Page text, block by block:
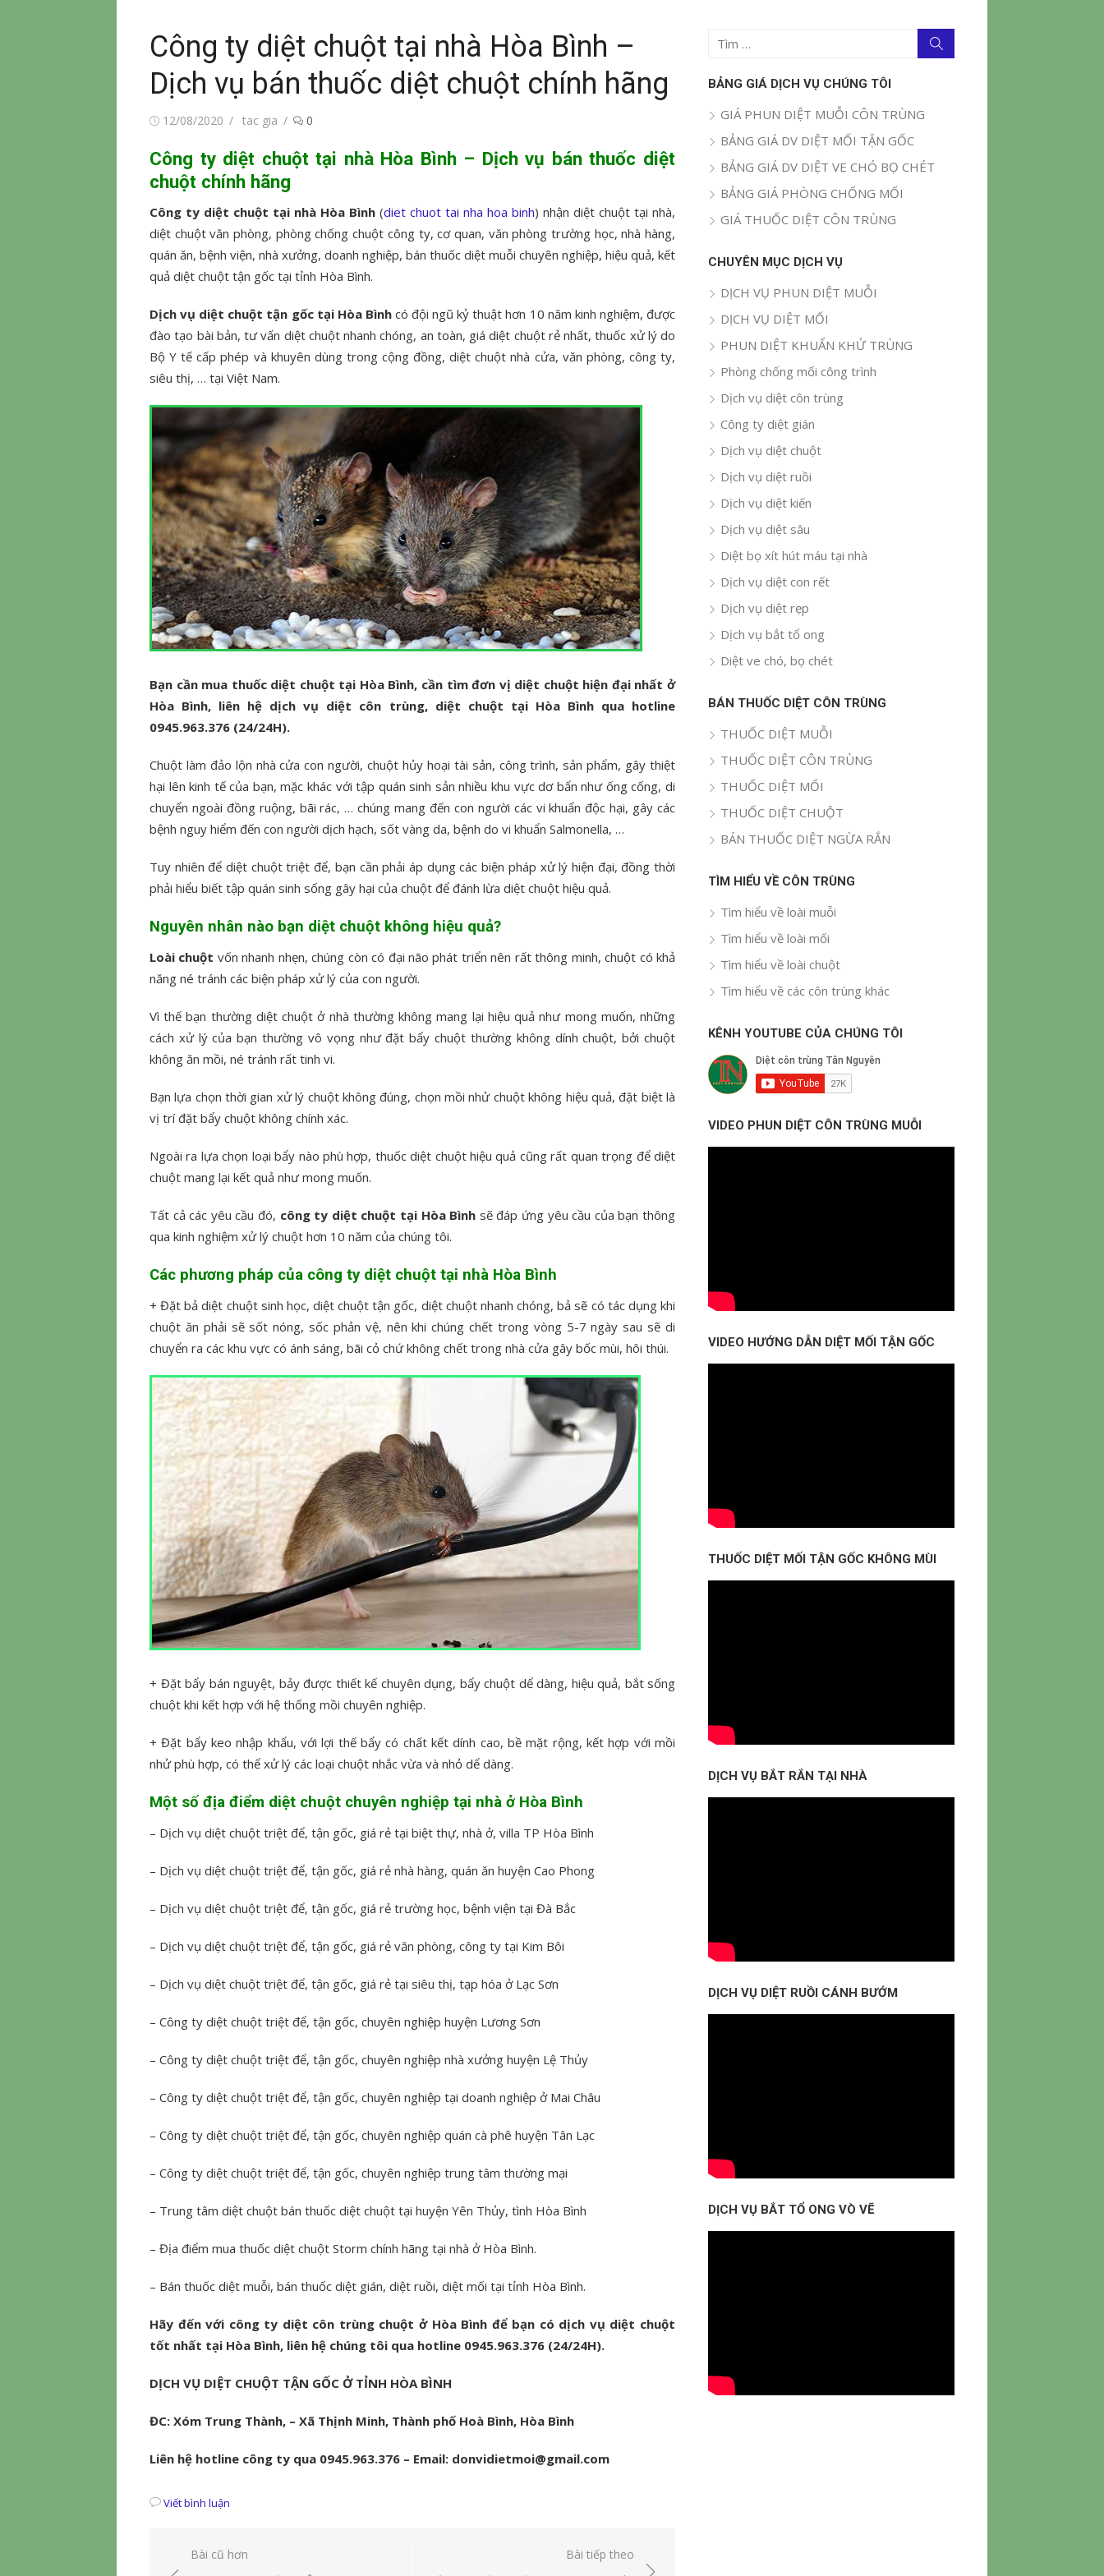
Công ty diệt chuột tại nhà Hòa Bình –
Dịch vụ bán thuốc diệt chuột chính hãng
Đăng12/08/2020
Tác
tac gia 0
Công ty diệt chuột tại nhà Hòa Bình – Dịch vụ bán thuốc diệt
chuột chính hãng
Công ty diệt chuột tại nhà Hòa Bình (diet chuot tai nha hoa binh) nhận diệt chuột tại nhà,
diệt chuột văn phòng, phòng chống chuột công ty, cơ quan, văn phòng trường học, nhà hàng,
quán ăn, bệnh viện, nhà xưởng, doanh nghiệp, bán thuốc diệt muỗi chuyên nghiệp, hiệu quả, kết
quả diệt chuột tận gốc tại tỉnh Hòa Bình.
Dịch vụ diệt chuột tận gốc tại Hòa Bìnhcó đội ngũ kỷ thuật hơn 10 năm kinh nghiệm, được
đào tạo bài bản, tư vấn diệt chuột nhanh chóng, an toàn, giá diệt chuột rẻ nhất, thuốc xử lý do
Bộ Y tế cấp phép và khuyên dùng trong cộng đồng, diệt chuột nhà cửa, văn phòng, công ty,
siêu thị, … tại Việt Nam.
Bạn cần mua thuốc diệt chuột tại Hòa Bình, cần tìm đơn vị diệt chuột hiện đại nhất ở
Hòa Bình, liên hệ dịch vụ diệt côn trùng, diệt chuột tại Hòa Bình qua hotline
0945.963.376 (24/24H).
Chuột làm đảo lộn nhà cửa con người, chuột hủy hoại tài sản, công trình, sản phẩm, gây thiệt
hại lên kinh tế của bạn, mặc khác với tập quán sinh sản nhiều khu vực dơ bẩn như ống cống, di
chuyển ngoài đồng ruộng, bãi rác, … chúng mang đến con người các vi khuẩn độc hại, gây các
bệnh nguy hiểm đến con người dịch hạch, sốt vàng da, bệnh do vi khuẩn Salmonella, …
Tuy nhiên để diệt chuột triệt để, bạn cần phải áp dụng các biện pháp xử lý hiện đại, đồng thời
phải hiểu biết tập quán sinh sống gây hại của chuột để đánh lừa diệt chuột hiệu quả.
Nguyên nhân nào bạn diệt chuột không hiệu quả?
Loài chuột vốn nhanh nhẹn, chúng còn có đại não phát triển nên rất thông minh, chuột có khả
năng né tránh các biện pháp xử lý của con người.
Vì thế bạn thường diệt chuột ở nhà thường không mang lại hiệu quả như mong muốn, những
cách xử lý của bạn thường vô vọng như đặt bẩy chuột thường không dính chuột, bởi chuột
không ăn mồi, né tránh rất tinh vi.
Bạn lựa chọn thời gian xử lý chuột không đúng, chọn mồi nhử chuột không hiệu quả, đặt biệt là
vị trí đặt bẩy chuột không chính xác.
Ngoài ra lựa chọn loại bẩy nào phù hợp, thuốc diệt chuột hiệu quả cũng rất quan trọng để diệt
chuột mang lại kết quả như mong muốn.
Tất cả các yêu cầu đó, công ty diệt chuột tại Hòa Bình sẽ đáp ứng yêu cầu của bạn thông
qua kinh nghiệm xử lý chuột hơn 10 năm của chúng tôi.
Các phương pháp của công ty diệt chuột tại nhà Hòa Bình
+ Đặt bả diệt chuột sinh học, diệt chuột tận gốc, diệt chuột nhanh chóng, bả sẽ có tác dụng khi
chuột ăn phải sẽ sốt nóng, sốc phản vệ, nên khi chúng chết trong vòng 5-7 ngày sau sẽ di
chuyển ra các khu vực có ánh sáng, bãi cỏ chứ không chết trong nhà cửa gây bốc mùi, hôi thúi.
+ Đặt bẩy bán nguyệt, bảy được thiết kế chuyên dụng, bẩy chuột dể dàng, hiệu quả, bắt sống
chuột khi kết hợp với hệ thống mồi chuyên nghiệp.
+ Đặt bẩy keo nhập khẩu, với lợi thế bẩy có chất kết dính cao, bề mặt rộng, kết hợp với mồi
nhử phù hợp, có thể xử lý các loại chuột nhắc vừa và nhỏ dể dàng.
Một số địa điểm diệt chuột chuyên nghiệp tại nhà ở Hòa Bình
– Dịch vụ diệt chuột triệt để, tận gốc, giá rẻ tại biệt thự, nhà ở, villa TP Hòa Bình
– Dịch vụ diệt chuột triệt để, tận gốc, giá rẻ nhà hàng, quán ăn huyện Cao Phong
– Dịch vụ diệt chuột triệt để, tận gốc, giá rẻ trường học, bệnh viện tại Đà Bắc
– Dịch vụ diệt chuột triệt để, tận gốc, giá rẻ văn phòng, công ty tại Kim Bôi
– Dịch vụ diệt chuột triệt để, tận gốc, giá rẻ tại siêu thị, tạp hóa ở Lạc Sơn
– Công ty diệt chuột triệt để, tận gốc, chuyên nghiệp huyện Lương Sơn
– Công ty diệt chuột triệt để, tận gốc, chuyên nghiệp nhà xưởng huyện Lệ Thủy
– Công ty diệt chuột triệt để, tận gốc, chuyên nghiệp tại doanh nghiệp ở Mai Châu
– Công ty diệt chuột triệt để, tận gốc, chuyên nghiệp quán cà phê huyện Tân Lạc
– Công ty diệt chuột triệt để, tận gốc, chuyên nghiệp trung tâm thường mại
– Trung tâm diệt chuột bán thuốc diệt chuột tại huyện Yên Thủy, tình Hòa Bình
– Địa điểm mua thuốc diệt chuột Storm chính hãng tại nhà ở Hòa Bình.
– Bán thuốc diệt muỗi, bán thuốc diệt gián, diệt ruồi, diệt mối tại tỉnh Hòa Bình.
Hãy đến với công ty diệt côn trùng chuột ở Hòa Bình để bạn có dịch vụ diệt chuột
tốt nhất tại Hòa Bình, liên hệ chúng tôi qua hotline 0945.963.376 (24/24H).
DỊCH VỤ DIỆT CHUỘT TẬN GỐC Ở TỈNH HÒA BÌNH
ĐC: Xóm Trung Thành, – Xã Thịnh Minh, Thành phố Hoà Bình, Hòa Bình
Liên hệ hotline công ty qua 0945.963.376 – Email: donvidietmoi@gmail.com
Viết bình luận
ĐiềuBài cũ hơn Bài tiếp theo
Tìm
quả
kiếm
BẢNG GIÁ DỊCH VỤ CHÚNG TÔI
GIÁ PHUN DIỆT MUỖI CÔN TRÙNG
BẢNG GIÁ DV DIỆT MỐI TẬN GỐC
BẢNG GIÁ DV DIỆT VE CHÓ BỌ CHÉT
BẢNG GIÁ PHÒNG CHỐNG MỐI
GIÁ THUỐC DIỆT CÔN TRÙNG
CHUYÊN MỤC DỊCH VỤ
DỊCH VỤ PHUN DIỆT MUỖI
DỊCH VỤ DIỆT MỐI
PHUN DIỆT KHUẨN KHỬ TRÙNG
Phòng chống mối công trình
Dịch vụ diệt côn trùng
Công ty diệt gián
Dịch vụ diệt chuột
Dịch vụ diệt ruồi
Dịch vụ diệt kiến
Dịch vụ diệt sâu
Diệt bọ xít hút máu tại nhà
Dịch vụ diệt con rết
Dịch vụ diệt rẹp
Dịch vụ bắt tổ ong
Diệt ve chó, bọ chét
BÁN THUỐC DIỆT CÔN TRÙNG
THUỐC DIỆT MUỖI
THUỐC DIỆT CÔN TRÙNG
THUỐC DIỆT MỐI
THUỐC DIỆT CHUỘT
BÁN THUỐC DIỆT NGỪA RẮN
TÌM HIỂU VỀ CÔN TRÙNG
Tìm hiểu về loài muỗi
Tìm hiểu về loài mối
Tìm hiểu về loài chuột
Tìm hiểu về các côn trùng khác
KÊNH YOUTUBE CỦA CHÚNG TÔI
VIDEO PHUN DIỆT CÔN TRÙNG MUỖI
VIDEO HƯỚNG DẪN DIỆT MỐI TẬN GỐC
THUỐC DIỆT MỐI TẬN GỐC KHÔNG MÙI
DỊCH VỤ BẮT RẮN TẠI NHÀ
DỊCH VỤ DIỆT RUỒI CÁNH BƯỚM
DỊCH VỤ BẮT TỔ ONG VÒ VẼ